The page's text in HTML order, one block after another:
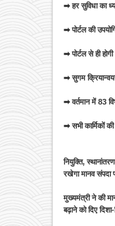
➡ हर सुविधा का
➡ पोर्टल की
➡ पोर्टल से ही
➡ सुगम
➡ वर्तमान में 83
➡ सभी कार्मिकों
नियुक्ति,
रखेगा मानव संपदा
मुख्यमंत्री ने की
बढ़ाने को दिए दिशा-